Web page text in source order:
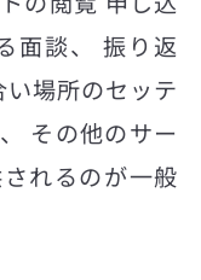
面談、 振り返
場所のセッテ
その他のサー
れるのが一般